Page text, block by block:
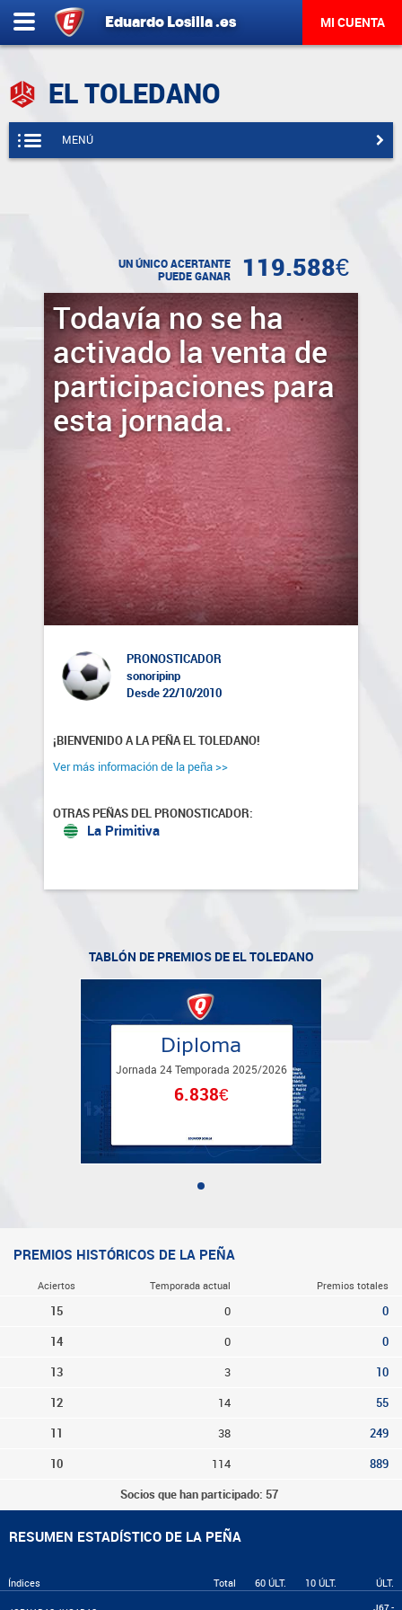
Eduardo Losilla.es MI CUENTA
EL TOLEDANO
MENÚ
UN ÚNICO ACERTANTE
PUEDE GANAR
119.588€
Todavía no se ha
activado la venta de
participaciones para
esta jornada.
PRONOSTICADOR
sonoripinp
Desde 22/10/2010
¡BIENVENIDO A LA PEÑA EL TOLEDANO!
Ver más información de la peña >>
OTRAS PEÑAS DEL PRONOSTICADOR:
La Primitiva
TABLÓN DE PREMIOS DE EL TOLEDANO
Diploma
Jornada 24 Temporada 2025/2026
6.838€
PREMIOS HISTÓRICOS DE LA PEÑA
Aciertos Temporada actual Premios totales
15 0 0
14 0 0
13 3 10
12 14 55
11 38 249
10 114 889
Socios que han participado: 57
RESUMEN ESTADÍSTICO DE LA PEÑA
Índices Total 60 ÚLT. 10 ÚLT. ÚLT.